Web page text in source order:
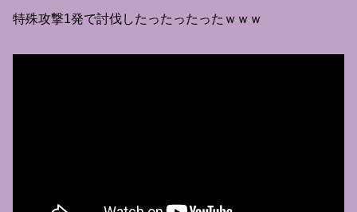
特殊攻撃1発で討伐したったったったｗｗｗ